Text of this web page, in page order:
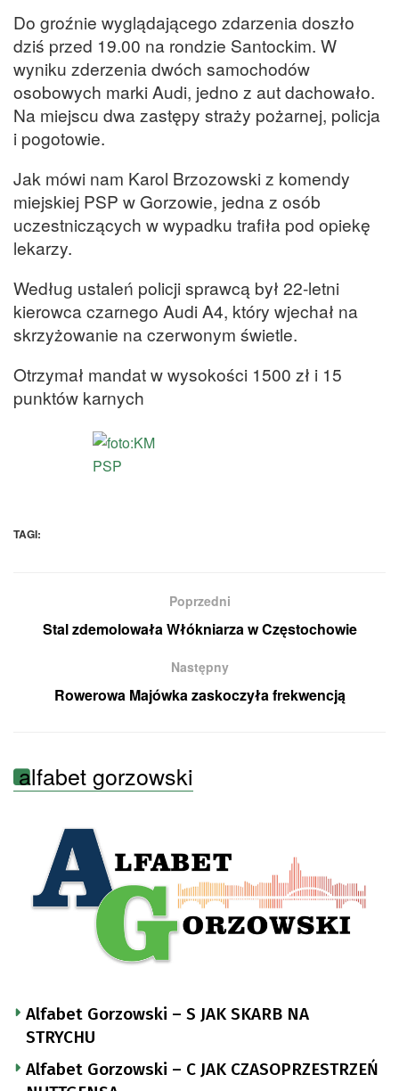
Do groźnie wyglądającego zdarzenia doszło
dziś przed 19.00 na rondzie Santockim. W
wyniku zderzenia dwóch samochodów
osobowych marki Audi, jedno z aut dachowało.
Na miejscu dwa zastępy straży pożarnej, policja
i pogotowie.
Jak mówi nam Karol Brzozowski z komendy
miejskiej PSP w Gorzowie, jedna z osób
uczestniczących w wypadku trafiła pod opiekę
lekarzy.
Według ustaleń policji sprawcą był 22-letni
kierowca czarnego Audi A4, który wjechał na
skrzyżowanie na czerwonym świetle.
Otrzymał mandat w wysokości 1500 zł i 15
punktów karnych
TAGI:
Poprzedni
Stal zdemolowała Włókniarza w Częstochowie
Następny
Rowerowa Majówka zaskoczyła frekwencją
alfabet gorzowski
Alfabet Gorzowski – S JAK SKARB NA
STRYCHU
Alfabet Gorzowski – C JAK CZASOPRZESTRZEŃ